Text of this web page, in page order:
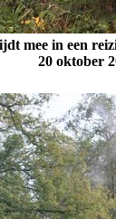
mee in een
20 oktober